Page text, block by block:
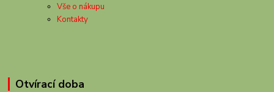
Vše o nákupu
Kontakty
Otvírací doba